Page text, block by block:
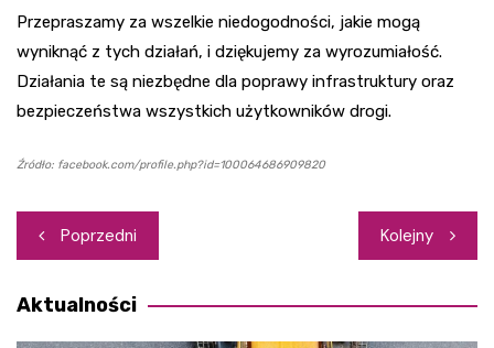
Przepraszamy za wszelkie niedogodności, jakie mogą
wyniknąć z tych działań, i dziękujemy za wyrozumiałość.
Działania te są niezbędne dla poprawy infrastruktury oraz
bezpieczeństwa wszystkich użytkowników drogi.
Źródło: facebook.com/profile.php?id=100064686909820
Nawigacja
wpisu
Poprzedni Kolejny
Aktualności